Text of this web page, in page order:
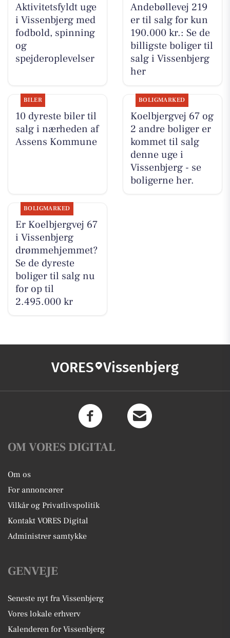
Aktivitetsfyldt uge
i Vissenbjerg med
fodbold, spinning
og
spejderoplevelser
Andebøllevej 219
er til salg for kun
190.000 kr.: Se de
billigste boliger til
salg i Vissenbjerg
her
BILER
10 dyreste biler til
salg i nærheden af
Assens Kommune
BOLIGMARKED
Koelbjergvej 67 og
2 andre boliger er
kommet til salg
denne uge i
Vissenbjerg - se
boligerne her.
BOLIGMARKED
Er Koelbjergvej 67
i Vissenbjerg
drømmehjemmet?
Se de dyreste
boliger til salg nu
for op til
2.495.000 kr
VORES Vissenbjerg
OM VORES DIGITAL
Om os
For annoncører
Vilkår og Privatlivspolitik
Kontakt VORES Digital
Administrer samtykke
GENVEJE
Seneste nyt fra Vissenbjerg
Vores lokale erhverv
Kalenderen for Vissenbjerg